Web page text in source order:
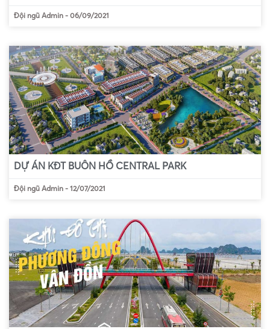
Đội ngũ Admin - 06/09/2021
DỰ ÁN KĐT BUÔN HỒ CENTRAL PARK
Đội ngũ Admin - 12/07/2021